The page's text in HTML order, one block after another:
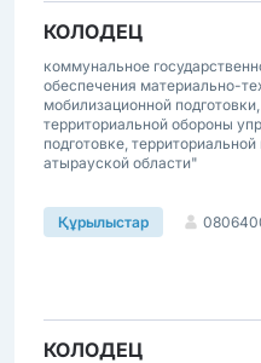
КОЛОДЕЦ
коммунальное
обеспечения материально-
мобилизационной
территориальной обороны
подготовке,
атырауской области"
Құрылыстар
КОЛОДЕЦ